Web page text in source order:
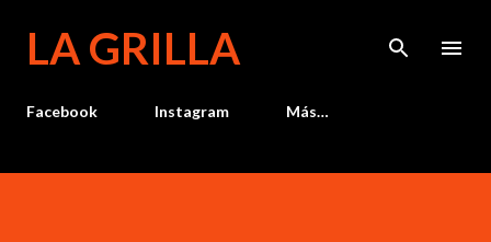
LA GRILLA
Facebook Instagram Más…